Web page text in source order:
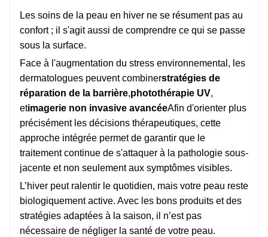
Les soins de la peau en hiver ne se résument pas au
confort ; il s'agit aussi de comprendre ce qui se passe
sous la surface.
Face à l'augmentation du stress environnemental, les
dermatologues peuvent combinerstratégies de
réparation de la barrière,photothérapie UV,
etimagerie non invasive avancéeAfin d'orienter plus
précisément les décisions thérapeutiques, cette
approche intégrée permet de garantir que le
traitement continue de s'attaquer à la pathologie sous-
jacente et non seulement aux symptômes visibles.
L’hiver peut ralentir le quotidien, mais votre peau reste
biologiquement active. Avec les bons produits et des
stratégies adaptées à la saison, il n’est pas
nécessaire de négliger la santé de votre peau.